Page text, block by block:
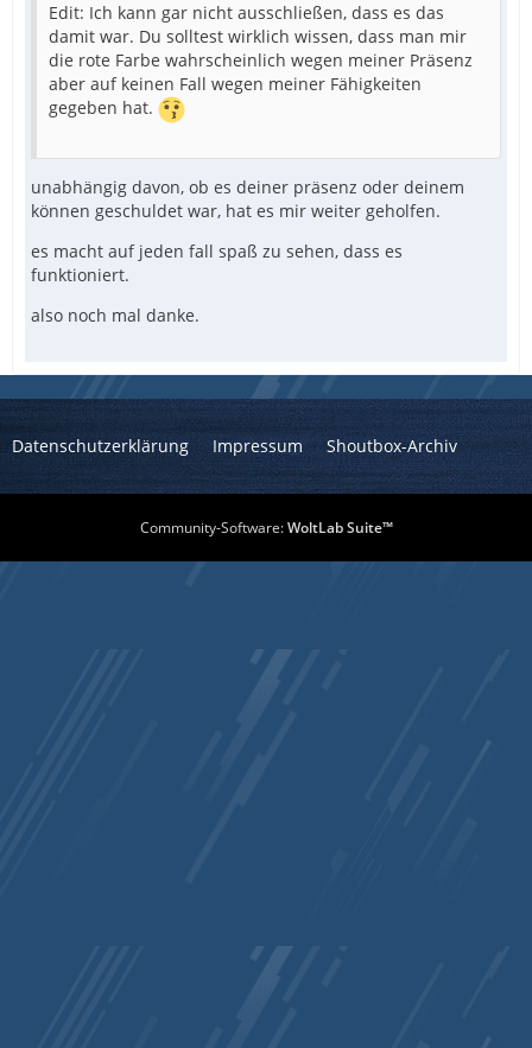
Edit: Ich kann gar nicht ausschließen, dass es das
damit war. Du solltest wirklich wissen, dass man mir
die rote Farbe wahrscheinlich wegen meiner Präsenz
aber auf keinen Fall wegen meiner Fähigkeiten
gegeben hat.
unabhängig davon, ob es deiner präsenz oder deinem
können geschuldet war, hat es mir weiter geholfen.
es macht auf jeden fall spaß zu sehen, dass es
funktioniert.
also noch mal danke.
Datenschutzerklärung Impressum Shoutbox-Archiv
Community-Software:WoltLab Suite™